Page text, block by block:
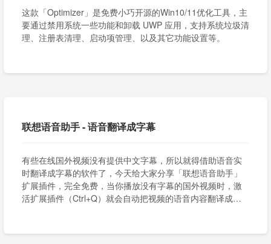
这款「Optimizer」是免费小巧开源的Win10/11优化工具，主
要通过禁用系统一些功能和卸载 UWP 应用，支持系统垃圾清
理、注册表清理、启动项管理、以及其它功能设置等。
联想语音助手 - 语音翻译成字幕
有些在线国外视频没有提供中文字幕，所以就得借助语音实
时翻译成字幕的软件了，今天给大家分享「联想语音助手」
扩展插件，完全免费，当你播放没有字幕的国外视频时，激
活扩展插件（Ctrl+Q）就会自动把视频的语音内容翻译成中